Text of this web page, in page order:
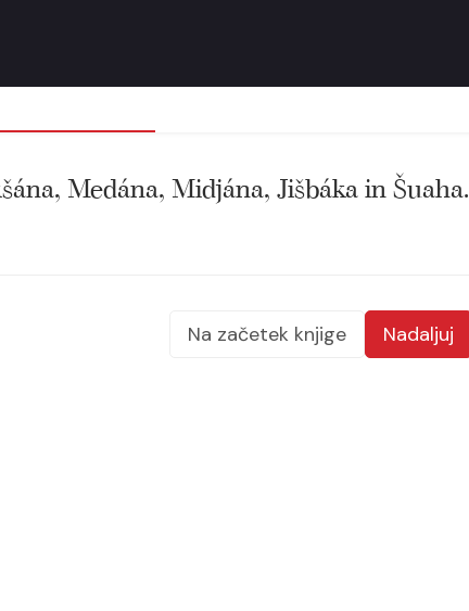
Medána, Midjána, Jišbáka in Šuaha.
Na začetek knjige Nadaljuj